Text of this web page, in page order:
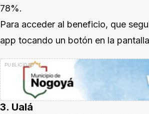
78%.
Para acceder al beneficio, que
app tocando un botón en la
3. Ualá